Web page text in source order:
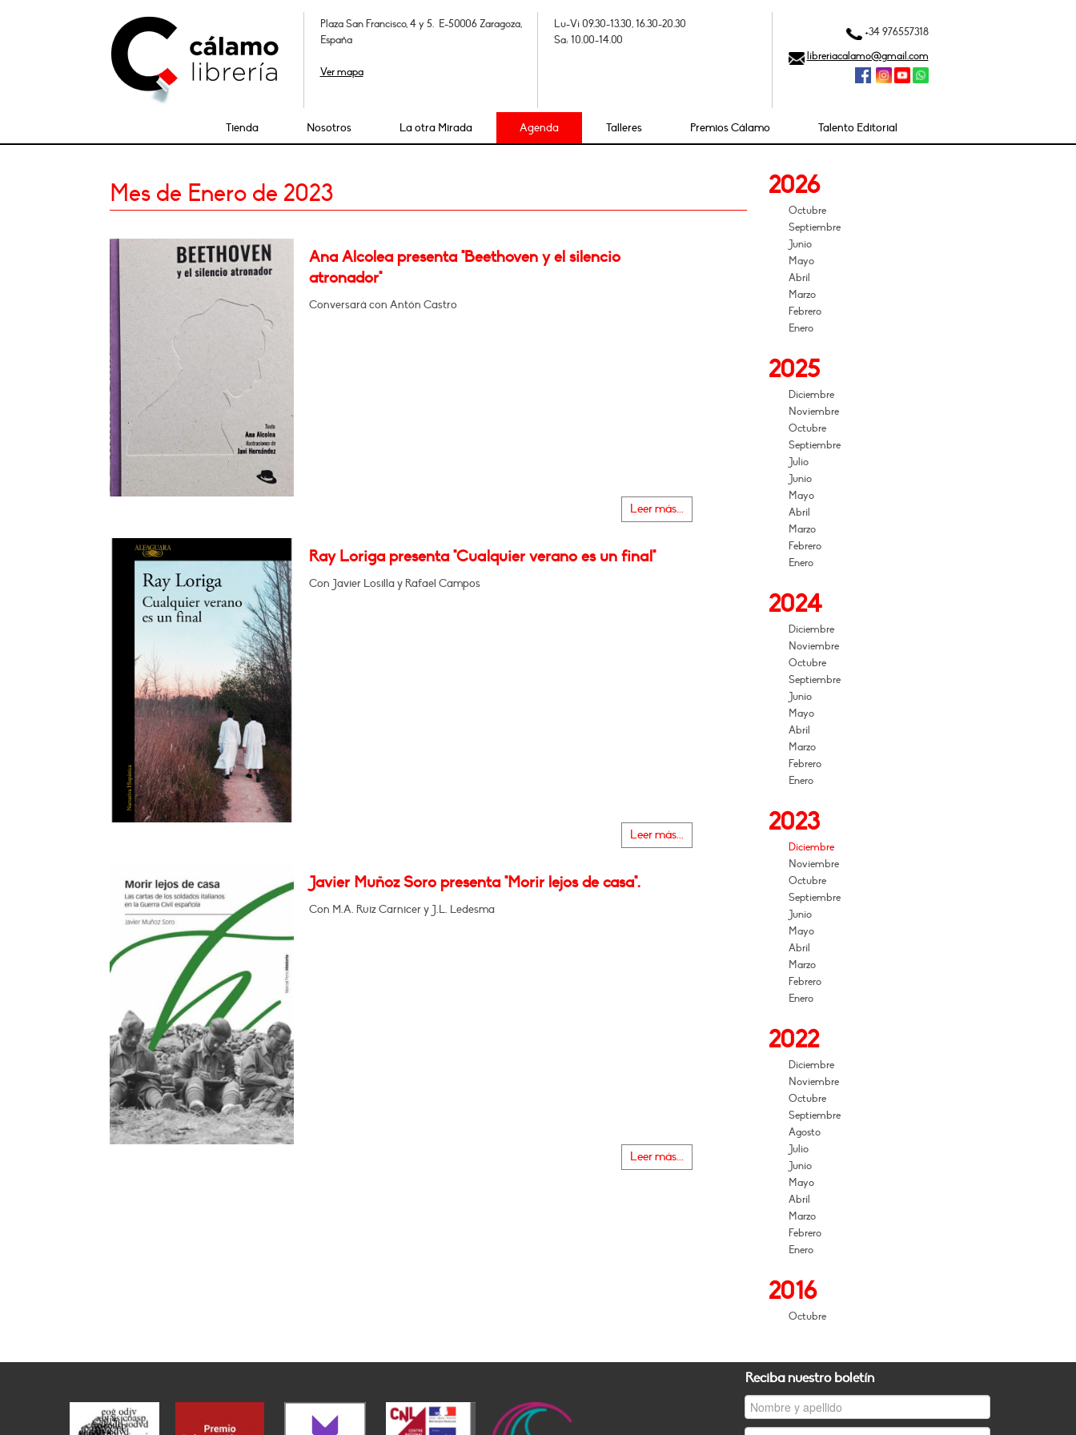
Plaza San Francisco, 4 y 5. E-50006 Zaragoza,
España
Ver mapa
Lu-Vi 09.30-13.30, 16.30-20.30
Sa: 10.00-14.00
+34 976557318
libreriacalamo@gmail.com
Tienda Nosotros La otra Mirada Agenda Talleres Premios Cálamo Talento Editorial
Mes de Enero de 2023
Ana Alcolea presenta "Beethoven y el silencio
atronador"
Conversará con Antón Castro
Leer más...
Ray Loriga presenta "Cualquier verano es un final"
Con Javier Losilla y Rafael Campos
Leer más...
Javier Muñoz Soro presenta "Morir lejos de casa".
Con M.A. Ruiz Carnicer y J.L. Ledesma
Leer más...
2026
Octubre
Septiembre
Junio
Mayo
Abril
Marzo
Febrero
Enero
2025
Diciembre
Noviembre
Octubre
Septiembre
Julio
Junio
Mayo
Abril
Marzo
Febrero
Enero
2024
Diciembre
Noviembre
Octubre
Septiembre
Junio
Mayo
Abril
Marzo
Febrero
Enero
2023
Diciembre
Noviembre
Octubre
Septiembre
Junio
Mayo
Abril
Marzo
Febrero
Enero
2022
Diciembre
Noviembre
Octubre
Septiembre
Agosto
Julio
Junio
Mayo
Abril
Marzo
Febrero
Enero
2016
Octubre
Reciba nuestro boletín